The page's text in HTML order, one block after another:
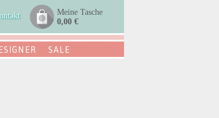
Meine Tasche
0,00 €
SALE